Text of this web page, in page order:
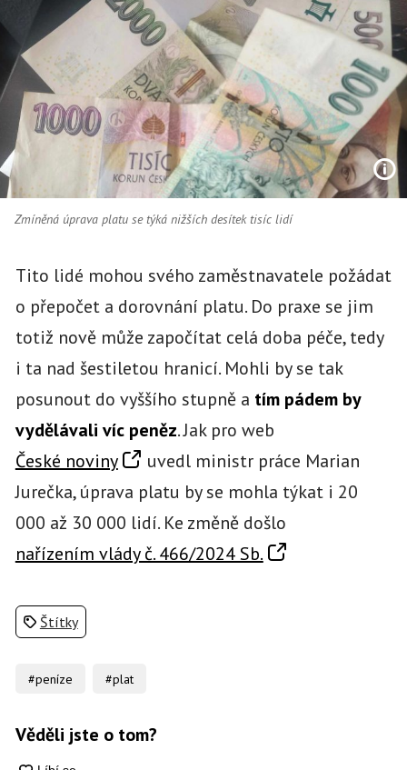
Zmíněná úprava platu se týká nižších desítek tisíc lidí
Tito lidé mohou svého zaměstnavatele požádat
o přepočet a dorovnání platu. Do praxe se jim
totiž nově může započítat celá doba péče, tedy
i ta nad šestiletou hranicí. Mohli by se tak
posunout do vyššího stupně a tím pádem by
vydělávali víc peněz. Jak pro web
České noviny
uvedl ministr práce Marian
Jurečka, úprava platu by se mohla týkat i 20
000 až 30 000 lidí. Ke změně došlo
nařízením vlády č. 466/2024 Sb.
Štítky
#peníze #plat
Věděli jste o tom?